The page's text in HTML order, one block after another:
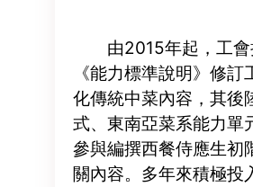
由2015年起，工
《能力標準說明》修訂
化傳統中菜內容，其後
式、東南亞菜系能力單
參與編撰西餐侍應生初
關內容。多年來積極投